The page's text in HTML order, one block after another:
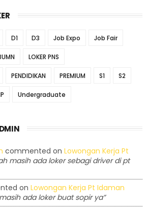
D1 D3 Job Expo Job Fair
LOKER PNS
PENDIDIKAN PREMIUM S1 S2
Undergraduate
commented on Lowongan Kerja Pt
masih ada loker sebagi driver di pt
on Lowongan Kerja Pt Idaman
ada loker buat sopir ya”